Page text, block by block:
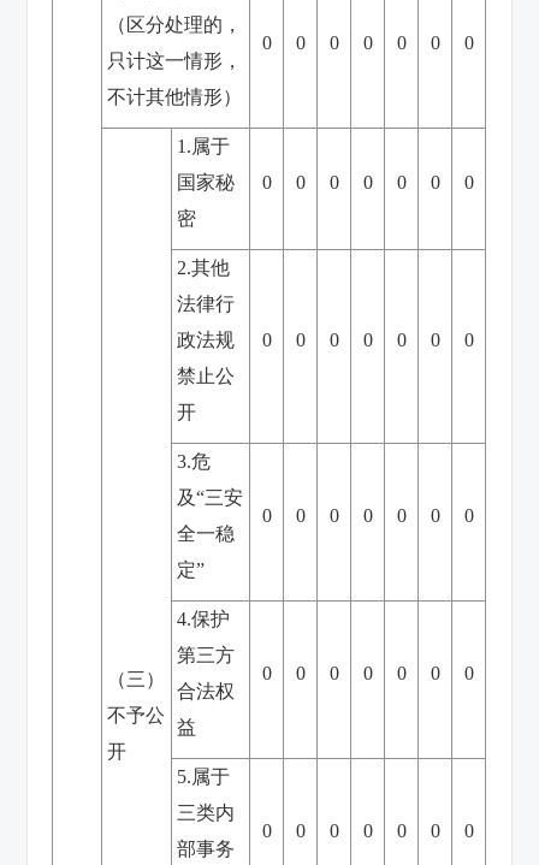
（区分处理的，
只计这一情形，
不计其他情形）
0 0 0 0 0 0 0
（三）
不予公
开
1.属于
国家秘
密
0 0 0 0 0 0 0
2.其他
法律行
政法规
禁止公
开
0 0 0 0 0 0 0
3.危
及“三安
全一稳
定”
0 0 0 0 0 0 0
4.保护
第三方
合法权
益
0 0 0 0 0 0 0
5.属于
三类内
部事务
0 0 0 0 0 0 0